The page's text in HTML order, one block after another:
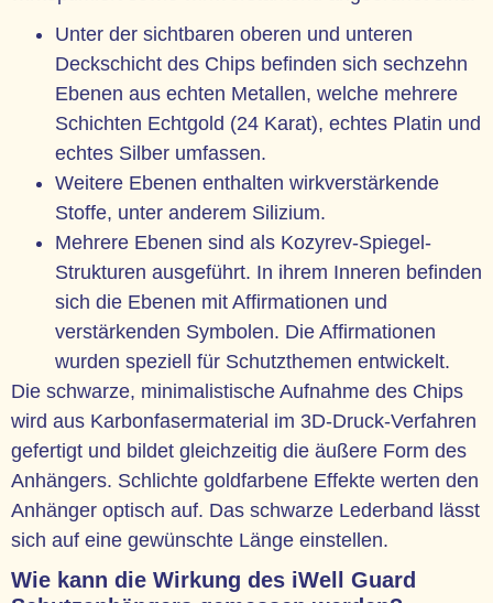
Unter der sichtbaren oberen und unteren
Deckschicht des Chips befinden sich sechzehn
Ebenen aus echten Metallen, welche mehrere
Schichten Echtgold (24 Karat), echtes Platin und
echtes Silber umfassen.
Weitere Ebenen enthalten wirkverstärkende
Stoffe, unter anderem Silizium.
Mehrere Ebenen sind als Kozyrev-Spiegel-
Strukturen ausgeführt. In ihrem Inneren befinden
sich die Ebenen mit Affirmationen und
verstärkenden Symbolen. Die Affirmationen
wurden speziell für Schutzthemen entwickelt.
Die schwarze, minimalistische Aufnahme des Chips
wird aus Karbonfasermaterial im 3D-Druck-Verfahren
gefertigt und bildet gleichzeitig die äußere Form des
Anhängers. Schlichte goldfarbene Effekte werten den
Anhänger optisch auf. Das schwarze Lederband lässt
sich auf eine gewünschte Länge einstellen.
Wie kann die Wirkung des iWell Guard